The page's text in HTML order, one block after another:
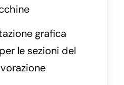
grafica
le sezioni del